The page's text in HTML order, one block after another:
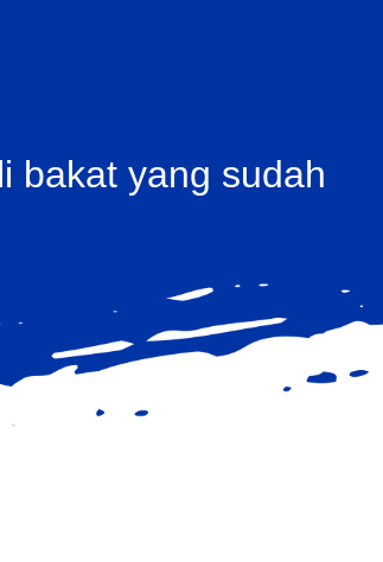
bakat yang sudah